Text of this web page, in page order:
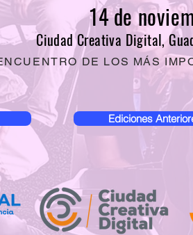
14 de
Ciudad Creativa Digital,
DE LOS MÁS
Ediciones